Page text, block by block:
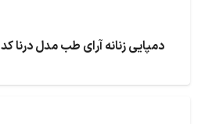
دمپایی زنانه آرای طب مدل درنا کد 63